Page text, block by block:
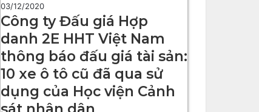
03/12/2020
Công ty Đấu giá Hợp
danh 2E HHT Việt Nam
thông báo đấu giá tài sản:
10 xe ô tô cũ đã qua sử
dụng của Học viện Cảnh